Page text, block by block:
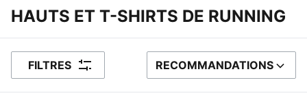
HAUTS ET T-SHIRTS DE RUNNING
FILTRES TRIER PAR
RECOMMANDATIONS